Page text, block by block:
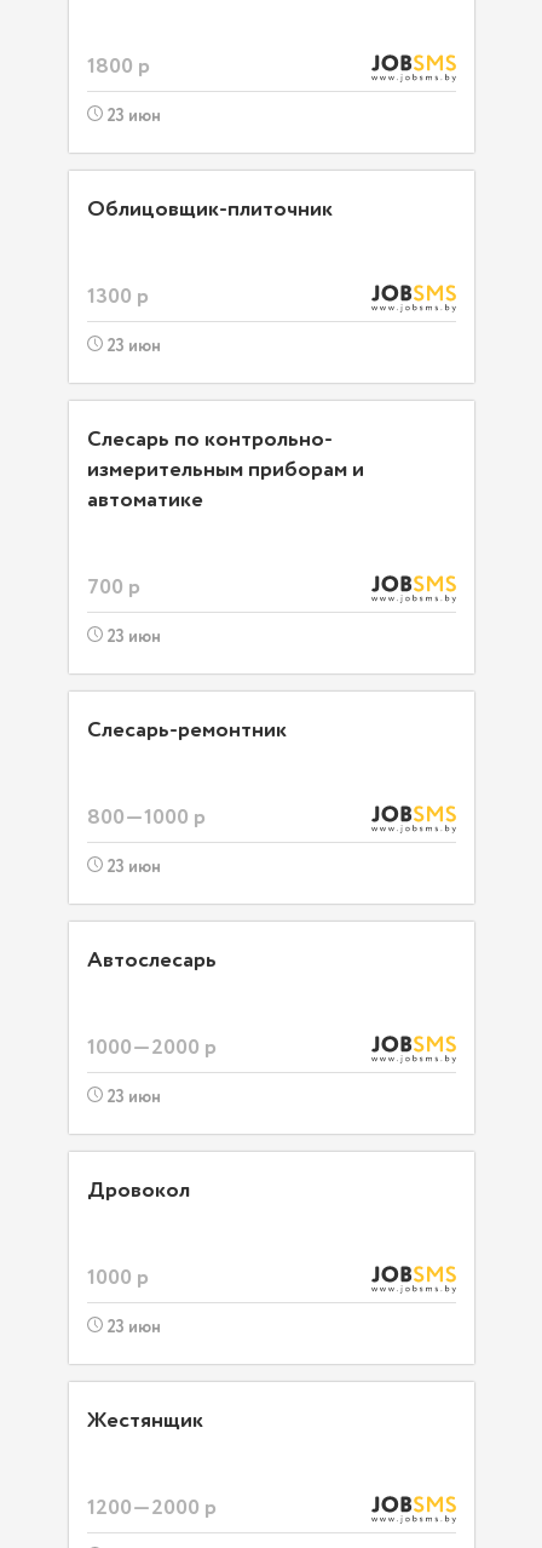
1800 р
23 июн
Облицовщик-плиточник
1300 р
23 июн
Слесарь по контрольно-
измерительным приборам и
автоматике
700 р
23 июн
Слесарь-ремонтник
800—1000 р
23 июн
Автослесарь
1000—2000 р
23 июн
Дровокол
1000 р
23 июн
Жестянщик
1200—2000 р